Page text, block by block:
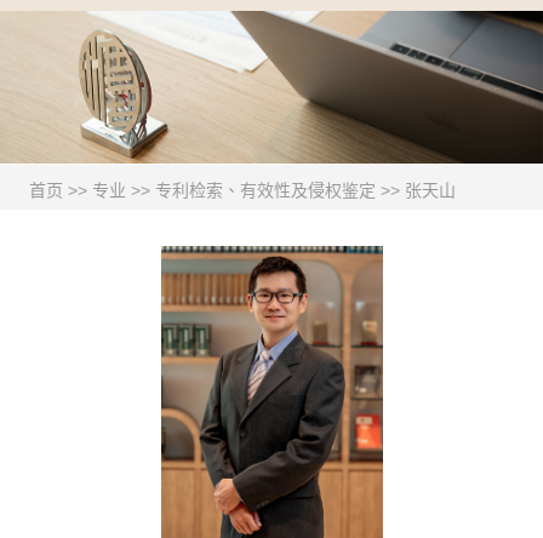
首页 >> 专业 >> 专利检索、有效性及侵权鉴定 >> 张天山